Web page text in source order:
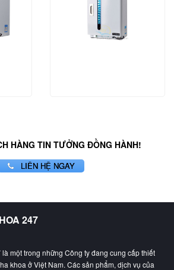
HÀNG TIN TƯỞNG ĐỒNG HÀNH!
LIÊN HỆ NGAY
247
là một trong những Công ty đang cung cấp thiết
khoa ở Việt Nam. Các sản phẩm, dịch vụ của